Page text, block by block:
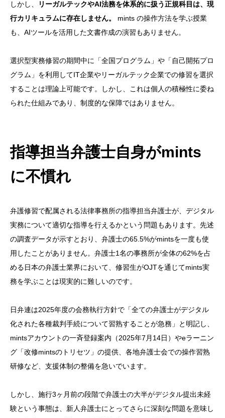
しかし、
リーガルテックやAI法務を体系的に扱う正規科目は、現
行カリキュラムに存在しません。
mints の操作方法を学ぶ授業
も、AIツールを活用した文書作成の演習もありません。
選択型実務修習の期間中に「全国プログラム」や「自己開拓プロ
グラム」を利用してIT企業やリーガルテック企業での修習を選択
することは理論上可能です。しかし、これは個人の積極性に委ね
られた仕組みであり、制度的な保障ではありません。
指導担当弁護士自身がmints
に不慣れ
弁護修習で配属される法律事務所の指導担当弁護士が、デジタル
実務について適切な指導を行えるかという問題もあります。先述
の調査データが示すとおり、弁護士の65.5%がmintsを一度も使
用したことがありません。弁護士1名の事務所が全体の62%を占
める日本の弁護士業界において、修習生がOJTを通じてmints実
務を学ぶことは現実的に難しいのです。
日弁連は2025年度の会務執行方針で「全ての弁護士がデジタル
化された各種裁判手続について習熟することが急務」と明記し、
mintsアカウントの一斉登録案内（2025年7月14日）やeラーニン
グ「改修mintsのトリセツ」の提供、各地弁護士会での操作習熟
研修など、支援体制の整備を急いでいます。
しかし、施行3ヶ月前の段階で弁護士の大半がデジタル提出未経
験という事態は、新人弁護士にとってさらに深刻な問題を意味し